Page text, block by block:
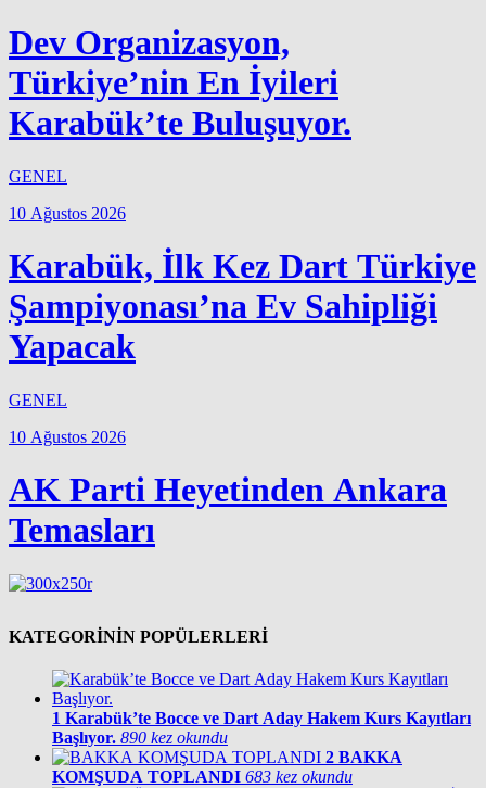
Dev Organizasyon,
Türkiye’nin En İyileri
Karabük’te Buluşuyor.
GENEL
10 Ağustos 2026
Karabük, İlk Kez Dart Türkiye
Şampiyonası’na Ev Sahipliği
Yapacak
GENEL
10 Ağustos 2026
AK Parti Heyetinden Ankara
Temasları
KATEGORİNİN POPÜLERLERİ
1 Karabük’te Bocce ve Dart Aday Hakem Kurs Kayıtları
Başlıyor. 890 kez okundu
2 BAKKA
KOMŞUDA TOPLANDI 683 kez okundu